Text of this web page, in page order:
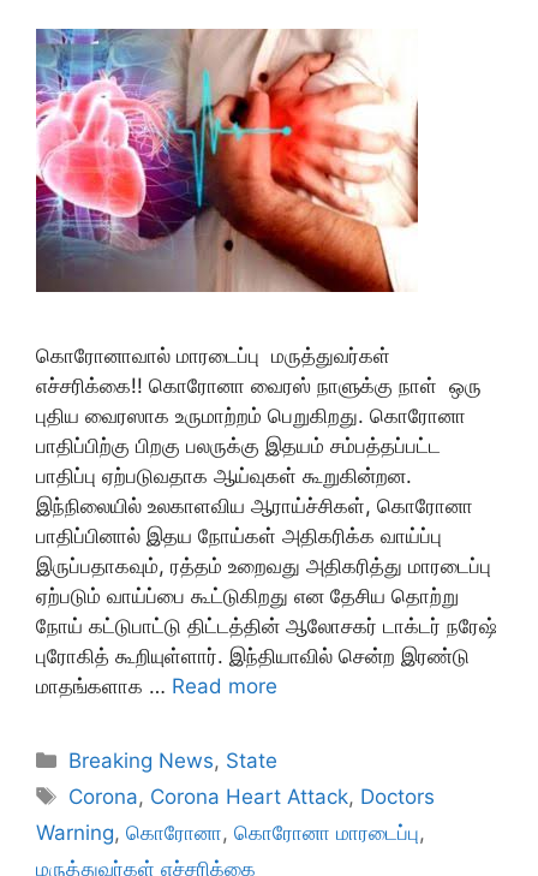
கொரோனாவால் மாரடைப்பு மருத்துவர்கள்
எச்சரிக்கை!! கொரோனா வைரஸ் நாளுக்கு நாள் ஒரு
புதிய வைரஸாக உருமாற்றம் பெறுகிறது. கொரோனா
பாதிப்பிற்கு பிறகு பலருக்கு இதயம் சம்பத்தப்பட்ட
பாதிப்பு ஏற்படுவதாக ஆய்வுகள் கூறுகின்றன.
இந்நிலையில் உலகாளவிய ஆராய்ச்சிகள், கொரோனா
பாதிப்பினால் இதய நோய்கள் அதிகரிக்க வாய்ப்பு
இருப்பதாகவும், ரத்தம் உறைவது அதிகரித்து மாரடைப்பு
ஏற்படும் வாய்ப்பை கூட்டுகிறது என தேசிய தொற்று
நோய் கட்டுபாட்டு திட்டத்தின் ஆலோசகர் டாக்டர் நரேஷ்
புரோகித் கூறியுள்ளார். இந்தியாவில் சென்ற இரண்டு
மாதங்களாக … Read more
Categories
Breaking News, State
Tags
Corona, Corona Heart Attack, Doctors
Warning, கொரோனா, கொரோனா மாரடைப்பு,
மருத்துவர்கள் எச்சரிக்கை